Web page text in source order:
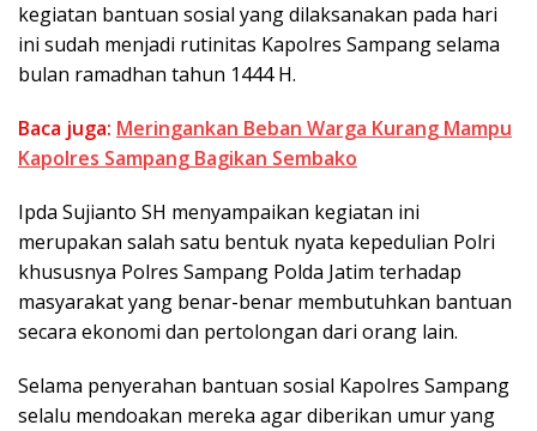
kegiatan bantuan sosial yang dilaksanakan pada hari
ini sudah menjadi rutinitas Kapolres Sampang selama
bulan ramadhan tahun 1444 H.
Baca juga: Meringankan Beban Warga Kurang Mampu
Kapolres Sampang Bagikan Sembako
Ipda Sujianto SH menyampaikan kegiatan ini
merupakan salah satu bentuk nyata kepedulian Polri
khususnya Polres Sampang Polda Jatim terhadap
masyarakat yang benar-benar membutuhkan bantuan
secara ekonomi dan pertolongan dari orang lain.
Selama penyerahan bantuan sosial Kapolres Sampang
selalu mendoakan mereka agar diberikan umur yang